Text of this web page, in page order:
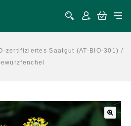
zertifiziertes Saatgut (AT-BIO-301) /